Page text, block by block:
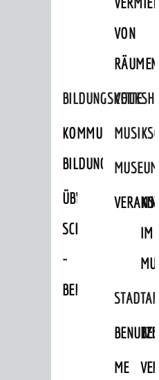
VON
RÄUMEN
BILDUNGSKETTE
KOMMUNALES
ÜBERGANG
SCHULE
-
BERUF
"FRÜHE
BILDUNG"
MUSEUM
IM